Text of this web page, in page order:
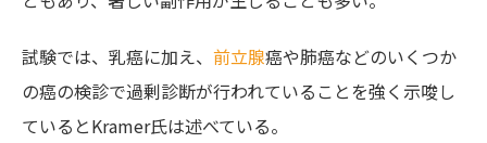
試験では、乳癌に加え、 前立腺癌や肺癌などのいくつか
の癌の検診で過剰診断が行われていることを強く示唆し
ているとKramer氏は述べている。